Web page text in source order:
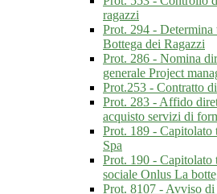
ragazzi
Prot. 294 -
Bottega dei Ragazzi
Prot. 286 - Nomina
generale Project
Prot.253 - Contratto
Prot. 283 - Affido
acquisto servizi di
Prot. 189 - Capitolato
Spa
Prot. 190 - Capitolato
sociale Onlus La
Prot. 8107 - Avviso di